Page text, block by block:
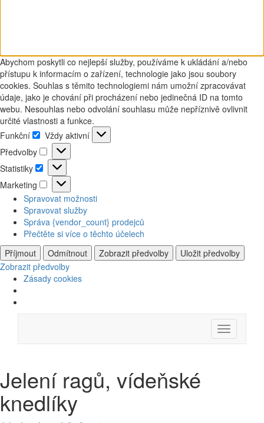
Abychom poskytli co nejlepší služby, používáme k ukládání a/nebo
přístupu k informacím o zařízení, technologie jako jsou soubory
cookies. Souhlas s těmito technologiemi nám umožní zpracovávat
údaje, jako je chování při procházení nebo jedinečná ID na tomto
webu. Nesouhlas nebo odvolání souhlasu může nepříznivě ovlivnit
určité vlastnosti a funkce.
Funkční
Funkční
Vždy aktivní
Předvolby
Předvolby
Statistiky
Statistiky
Marketing
Marketing
Spravovat možnosti
Spravovat služby
Správa {vendor_count} prodejců
Přečtěte si více o těchto účelech
Příjmout
Odmítnout Zobrazit předvolby
Uložit předvolby
Zobrazit předvolby
Zásady cookies
content
Menu
Jelení ragů, vídeňské
knedlíky